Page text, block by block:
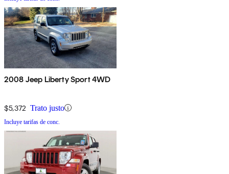
2008 Jeep Liberty Sport 4WD
$5,372 Trato justo
Incluye tarifas de conc.